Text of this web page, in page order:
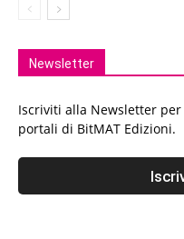
Newsletter
Iscriviti alla Newsletter
portali di BitMAT Edizioni.